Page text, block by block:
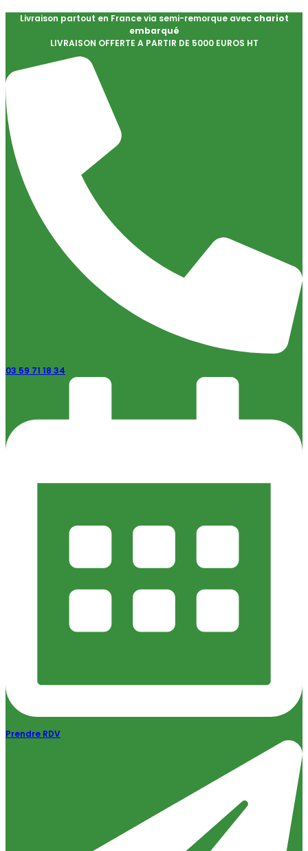
Livraison partout en France via semi-remorque avec chariot
embarqué
LIVRAISON OFFERTE A PARTIR DE 5000 EUROS HT
03 59 71 18 34
Prendre RDV